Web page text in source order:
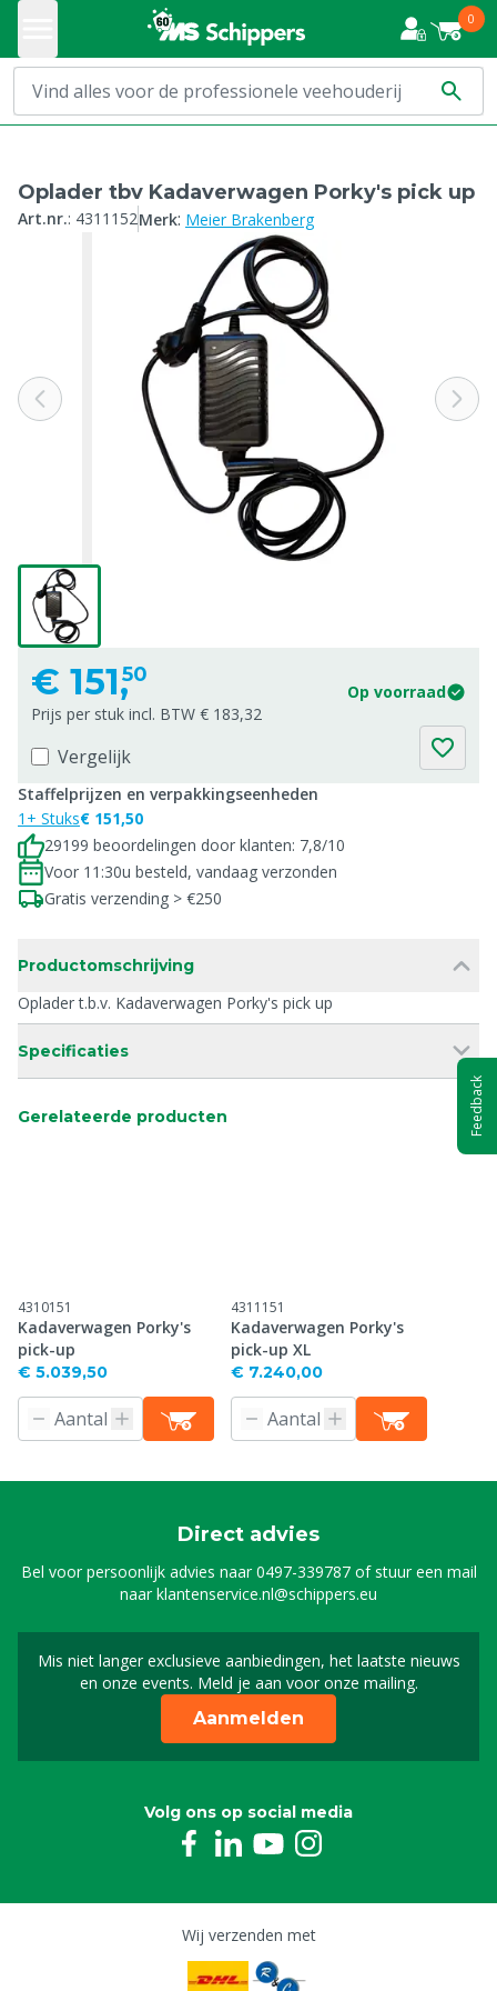
0
Oplader tbv Kadaverwagen Porky's pick up
Art.nr.: 4311152Merk: Meier Brakenberg
€ 151,50
Op voorraad
Prijs per stuk incl. BTW € 183,32
Vergelijk
Staffelprijzen en verpakkingseenheden
1+ Stuks€ 151,50
29199 beoordelingen door klanten: 7,8/10
Voor 11:30u besteld, vandaag verzonden
Gratis verzending > €250
Productomschrijving
Oplader t.b.v. Kadaverwagen Porky's pick up
Specificaties
Gerelateerde producten
4310151
Kadaverwagen Porky's
pick-up
€ 5.039,50
4311151
Kadaverwagen Porky's
pick-up XL
€ 7.240,00
Direct advies
Bel voor persoonlijk advies naar0497-339787of stuur een mail
naarklantenservice.nl@schippers.eu
Mis niet langer exclusieve aanbiedingen, het laatste nieuws
en onze events. Meld je aan voor onze mailing.
Schrijf je in voor onze
Aanmelden
Volg ons op social media
Wij verzenden met
Feedback